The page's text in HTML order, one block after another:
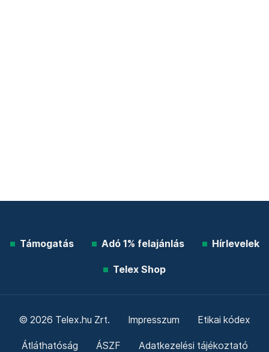
Támogatás Adó 1% felajánlás Hírlevelek
Telex Shop
© 2026 Telex.hu Zrt. Impresszum Etikai kódex
Átláthatóság ÁSZF Adatkezelési tájékoztató